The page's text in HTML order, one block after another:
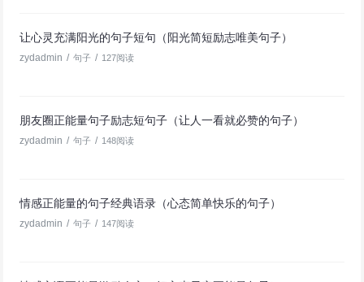
让心灵充满阳光的句子短句（阳光简短励志唯美句子）
zydadmin / 句子 / 127阅读
朋友圈正能量句子励志短句子（让人一看就必赞的句子）
zydadmin / 句子 / 148阅读
情感正能量的句子经典语录（心态简单快乐的句子）
zydadmin / 句子 / 147阅读